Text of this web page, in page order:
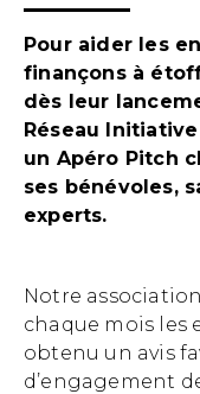
Pour aider les
finançons à
dès leur
Réseau
un Apéro Pitch
ses bénévoles,
experts.
Notre
chaque mois les
obtenu un avis
d’engagement